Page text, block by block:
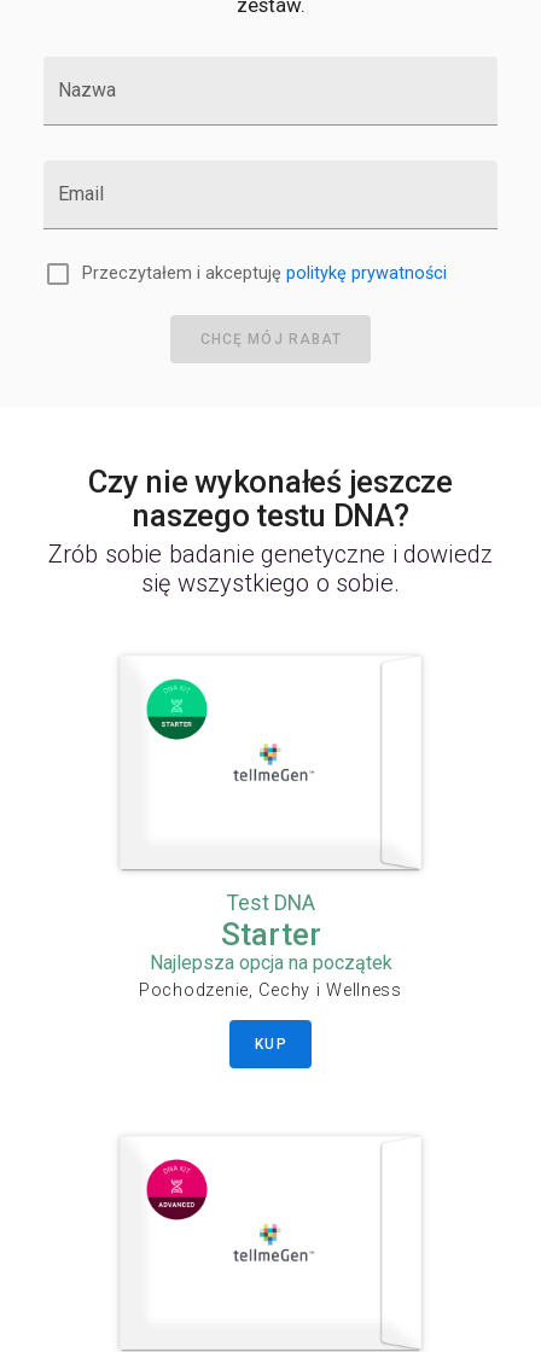
zestaw.
Nazwa
Email
Przeczytałem i akceptuję politykę prywatności
CHCĘ MÓJ RABAT
Czy nie wykonałeś jeszcze
naszego testu DNA?
Zrób sobie badanie genetyczne i dowiedz
się wszystkiego o sobie.
Test DNA
Starter
Najlepsza opcja na początek
Pochodzenie, Cechy i Wellness
KUP